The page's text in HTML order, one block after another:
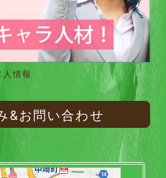
情報
&お問い合わせ